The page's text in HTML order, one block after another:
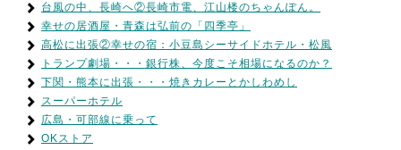
台風の中、長崎へ②長崎市電、江山楼のちゃんぽん。
幸せの居酒屋・青森は弘前の「四季亭」
高松に出張②幸せの宿：小豆島シーサイドホテル・松風
トランプ劇場・・・銀行株、今度こそ相場になるのか？
下関・熊本に出張・・・焼きカレーとかしわめし
スーパーホテル
広島・可部線に乗って
OKストア